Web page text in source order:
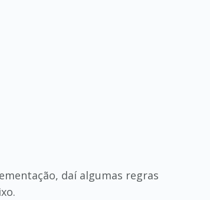
daí algumas regras